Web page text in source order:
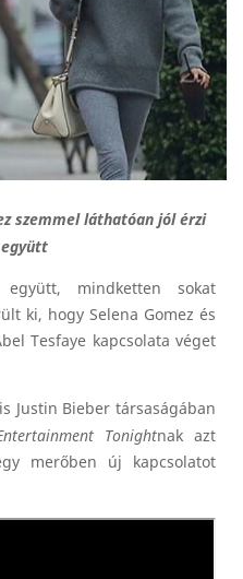
szemmel láthatóan jól érzi
mindketten sokat
ki, hogy Selena Gomez és
Tesfaye kapcsolata véget
Justin Bieber társaságában
Tonightnak azt
merőben új kapcsolatot